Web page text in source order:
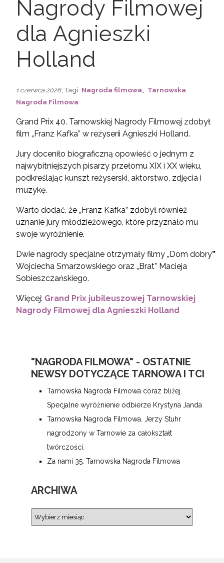
Nagrody Filmowej
dla Agnieszki
Holland
1 czerwca 2026 , Tagi: Nagroda filmowa
Tarnowska
Nagroda Filmowa
Grand Prix 40. Tarnowskiej Nagrody Filmowej zdobył
film „Franz Kafka” w reżyserii Agnieszki Holland.
Jury doceniło biograficzną opowieść o jednym z
najwybitniejszych pisarzy przełomu XIX i XX wieku,
podkreślając kunszt reżyserski, aktorstwo, zdjęcia i
muzykę.
Warto dodać, że „Franz Kafka” zdobył również
uznanie jury młodzieżowego, które przyznało mu
swoje wyróżnienie.
Dwie nagrody specjalne otrzymały filmy „Dom dobry”
Wojciecha Smarzowskiego oraz „Brat” Macieja
Sobieszczańskiego.
Więcej: Grand Prix jubileuszowej Tarnowskiej
Nagrody Filmowej dla Agnieszki Holland
"NAGRODA FILMOWA" - OSTATNIE
NEWSY DOTYCZĄCE TARNOWA I TCI
Tarnowska Nagroda Filmowa coraz bliżej.
Specjalne wyróżnienie odbierze Krystyna Janda
Tarnowska Nagroda Filmowa. Jerzy Stuhr
nagrodzony w Tarnowie za całokształt
twórczości.
Za nami 35. Tarnowska Nagroda Filmowa
ARCHIWA